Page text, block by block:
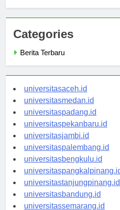
Categories
universitasaceh.id
universitasmedan.id
universitaspadang.id
universitaspekanbaru.id
universitasjambi.id
universitaspalembang.id
universitasbengkulu.id
universitaspangkalpinang.id
universitastanjungpinang.id
universitasbandung.id